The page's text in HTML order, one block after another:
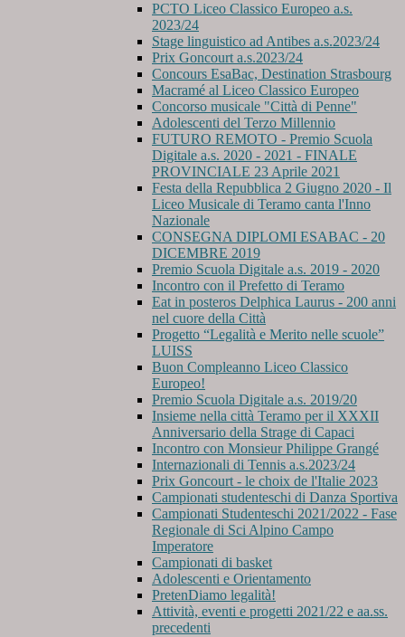
PCTO Liceo Classico Europeo a.s.
2023/24
Stage linguistico ad Antibes a.s.2023/24
Prix Goncourt a.s.2023/24
Concours EsaBac, Destination Strasbourg
Macramé al Liceo Classico Europeo
Concorso musicale "Città di Penne"
Adolescenti del Terzo Millennio
FUTURO REMOTO - Premio Scuola
Digitale a.s. 2020 - 2021 - FINALE
PROVINCIALE 23 Aprile 2021
Festa della Repubblica 2 Giugno 2020 - Il
Liceo Musicale di Teramo canta l'Inno
Nazionale
CONSEGNA DIPLOMI ESABAC - 20
DICEMBRE 2019
Premio Scuola Digitale a.s. 2019 - 2020
Incontro con il Prefetto di Teramo
Eat in posteros Delphica Laurus - 200 anni
nel cuore della Città
Progetto “Legalità e Merito nelle scuole”
LUISS
Buon Compleanno Liceo Classico
Europeo!
Premio Scuola Digitale a.s. 2019/20
Insieme nella città Teramo per il XXXII
Anniversario della Strage di Capaci
Incontro con Monsieur Philippe Grangé
Internazionali di Tennis a.s.2023/24
Prix Goncourt - le choix de l'Italie 2023
Campionati studenteschi di Danza Sportiva
Campionati Studenteschi 2021/2022 - Fase
Regionale di Sci Alpino Campo
Imperatore
Campionati di basket
Adolescenti e Orientamento
PretenDiamo legalità!
Attività, eventi e progetti 2021/22 e aa.ss.
precedenti